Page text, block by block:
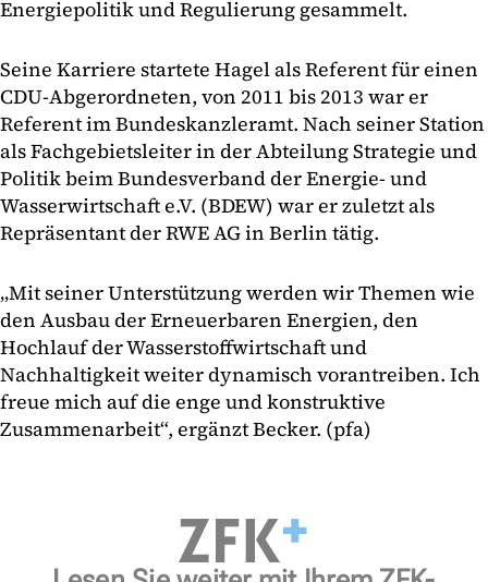
Energiepolitik und Regulierung gesammelt.
Seine Karriere startete Hagel als Referent für einen
CDU-Abgerordneten, von 2011 bis 2013 war er
Referent im Bundeskanzleramt. Nach seiner Station
als Fachgebietsleiter in der Abteilung Strategie und
Politik beim Bundesverband der Energie- und
Wasserwirtschaft e.V. (BDEW) war er zuletzt als
Repräsentant der RWE AG in Berlin tätig.
„Mit seiner Unterstützung werden wir Themen wie
den Ausbau der Erneuerbaren Energien, den
Hochlauf der Wasserstoffwirtschaft und
Nachhaltigkeit weiter dynamisch vorantreiben. Ich
freue mich auf die enge und konstruktive
Zusammenarbeit“, ergänzt Becker. (pfa)